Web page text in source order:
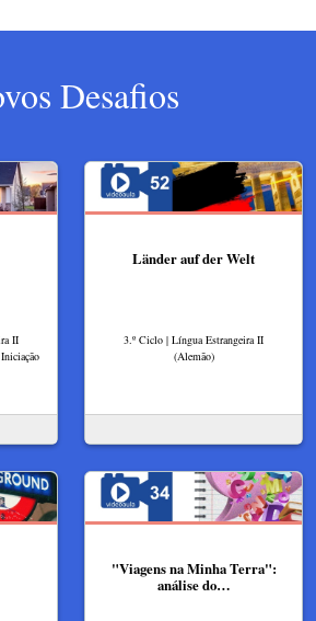
Desafios
II
Länder auf der Welt
3.º Ciclo | Língua Estrangeira II
(Alemão)
"Viagens na Minha Terra":
análise do…